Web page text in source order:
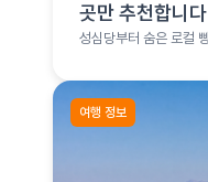
곳만 추천합니다
성심당부터 숨은 로컬
여행 정보